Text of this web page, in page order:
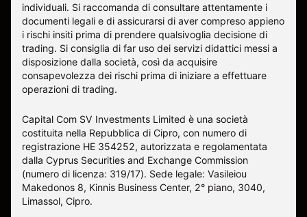
individuali. Si raccomanda di consultare attentamente i
documenti legali e di assicurarsi di aver compreso appieno
i rischi insiti prima di prendere qualsivoglia decisione di
trading. Si consiglia di far uso dei servizi didattici messi a
disposizione dalla società, così da acquisire
consapevolezza dei rischi prima di iniziare a effettuare
operazioni di trading.
Capital Com SV Investments Limited è una società
costituita nella Repubblica di Cipro, con numero di
registrazione HE 354252, autorizzata e regolamentata
dalla Cyprus Securities and Exchange Commission
(numero di licenza: 319/17). Sede legale: Vasileiou
Makedonos 8, Kinnis Business Center, 2° piano, 3040,
Limassol, Cipro.